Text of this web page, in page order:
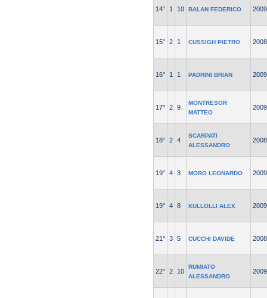
14° 1 10 BALAN FEDERICO 2009
15° 2 1 CUSSIGH PIETRO 2008
16° 1 1 PADRINI BRIAN 2009
17° 2 9
MONTRESOR
MATTEO
2009
18° 2 4
SCARPATI
ALESSANDRO
2008
19° 4 3 MORO LEONARDO 2009
19° 4 8 KULLOLLI ALEX 2009
21° 3 5 CUCCHI DAVIDE 2008
22° 2 10
RUMIATO
ALESSANDRO
2009